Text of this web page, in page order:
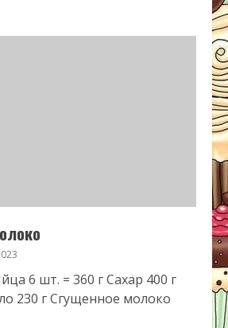
6 шт. = 360 г Сахар 400 г
230 г Сгущенное молоко